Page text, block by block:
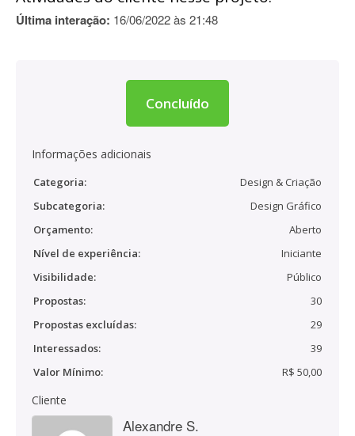
Última interação: 16/06/2022 às 21:48
Concluído
Informações adicionais
Categoria:
Design & Criação
Subcategoria:
Design Gráfico
Orçamento:
Aberto
Nível de experiência:
Iniciante
Visibilidade:
Público
Propostas:
30
Propostas excluídas:
29
Interessados:
39
Valor Mínimo:
R$ 50,00
Cliente
Alexandre S.